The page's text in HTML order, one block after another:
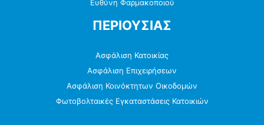
Ευθύνη Φαρμακοποιού
ΠΕΡΙΟΥΣΙΑΣ
Ασφάλιση Κατοικίας
Ασφάλιση Επιχειρήσεων
Ασφάλιση Κοινόκτητων Οικοδομών
Φωτοβολταικές Εγκαταστάσεις Κατοικιών